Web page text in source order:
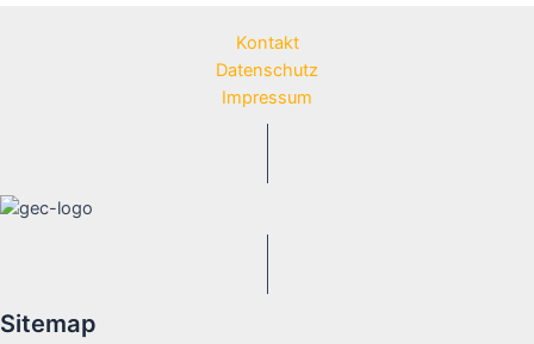
Kontakt
Datenschutz
Impressum
Sitemap